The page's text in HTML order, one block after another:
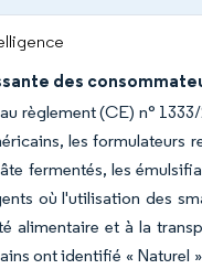
des
règlement (CE) n°
les formulateurs
fermentés, les
où l'utilisation des
alimentaire et à la
ont identifié « Naturel